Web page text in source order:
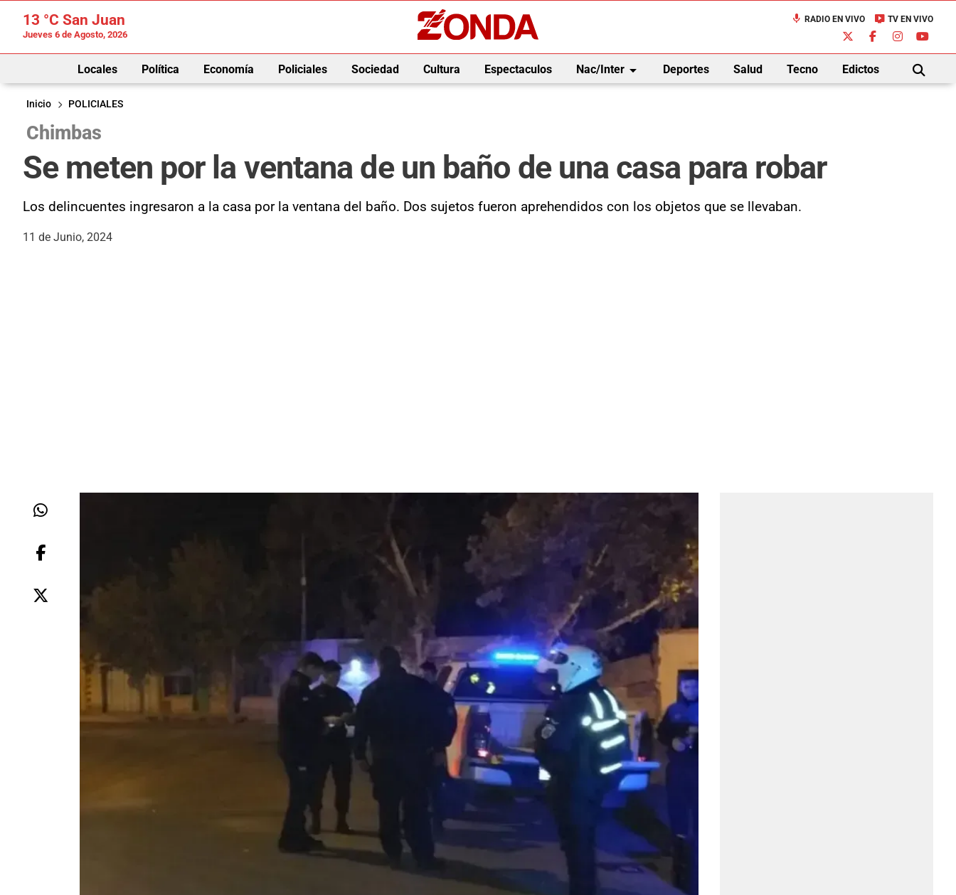
13 °C San Juan
Jueves 6 de Agosto, 2026
mic RADIO EN VIVO live_tv TV EN VIVO
Locales Política Economía Policiales Sociedad Cultura Espectaculos Nac/Interarrow_drop_down Deportes Salud Tecno Edictos
BUSCAR
Inicio
POLICIALES
Chimbas
Se meten por la ventana de un baño de una casa para robar
Los delincuentes ingresaron a la casa por la ventana del baño. Dos sujetos fueron aprehendidos con los objetos que se llevaban.
11 de Junio, 2024